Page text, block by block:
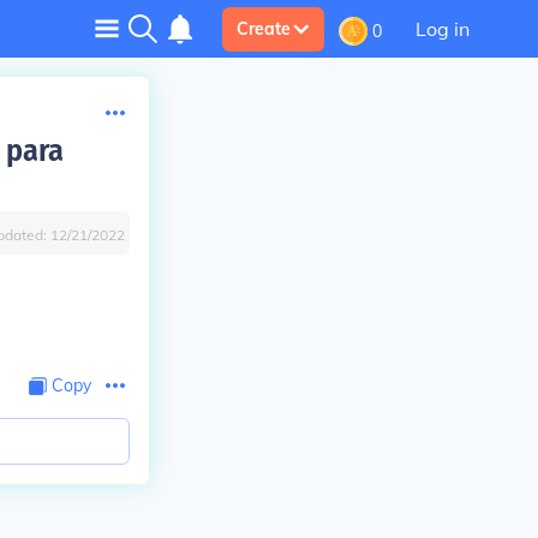
Create 0 Log in
12/21/2022
Copy